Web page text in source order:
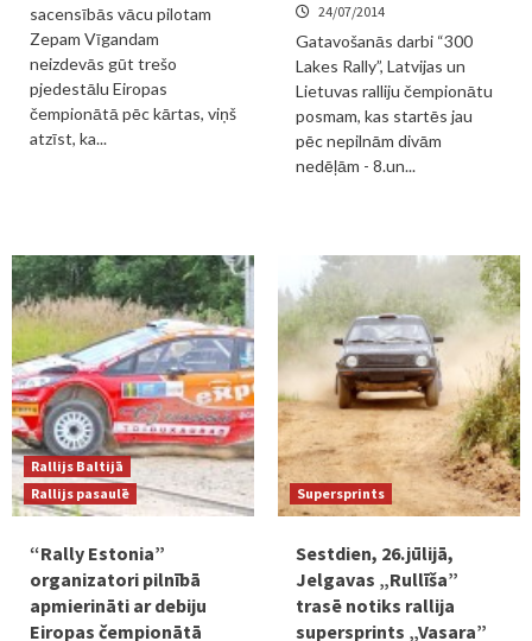
sacensībās vācu pilotam
Zepam Vīgandam
neizdevās gūt trešo
pjedestālu Eiropas
čempionātā pēc kārtas, viņš
atzīst, ka...
24/07/2014
Gatavošanās darbi “300
Lakes Rally”, Latvijas un
Lietuvas ralliju čempionātu
posmam, kas startēs jau
pēc nepilnām divām
nedēļām - 8.un...
Rallijs Baltijā
Rallijs pasaulē
“Rally Estonia”
organizatori pilnībā
apmierināti ar debiju
Eiropas čempionātā
Supersprints
Sestdien, 26.jūlijā,
Jelgavas „Rullīša”
trasē notiks rallija
supersprints „Vasara”